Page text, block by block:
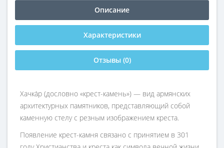
Описание
Характеристики
Отзывы (0)
Хачка́р (дословно «крест-камень») — вид армянских
архитектурных памятников, представляющий собой
каменную стелу с резным изображением креста.
Появление крест-камня связано с принятием в 301